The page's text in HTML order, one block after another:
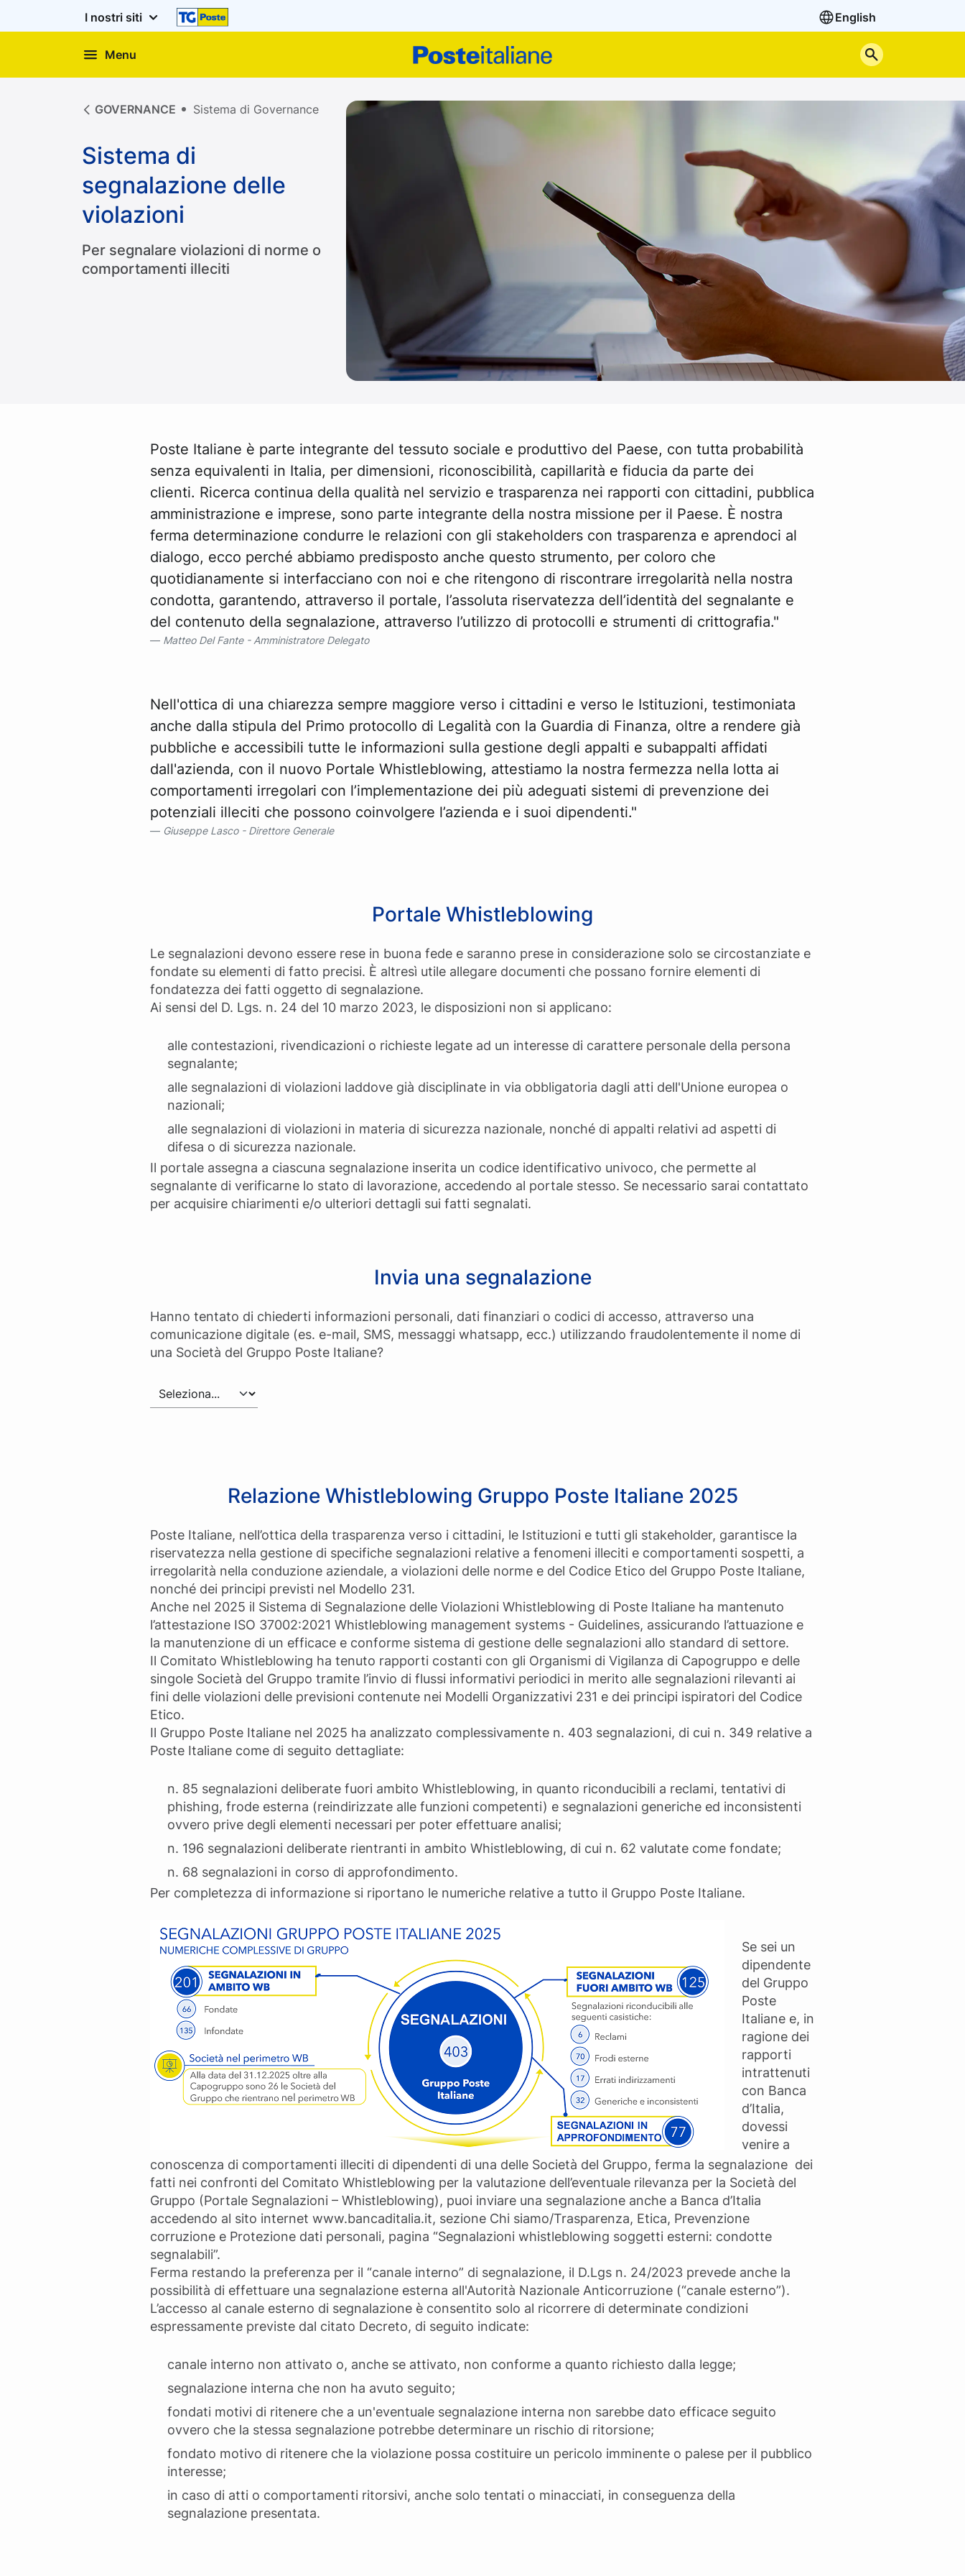
I nostri siti English
Menu Cerca nel sito
GOVERNANCE Sistema di Governance
Sistema di
segnalazione delle
violazioni
Per segnalare violazioni di norme o
comportamenti illeciti
Poste Italiane è parte integrante del tessuto sociale e produttivo del Paese, con tutta probabilità
senza equivalenti in Italia, per dimensioni, riconoscibilità, capillarità e fiducia da parte dei
clienti. Ricerca continua della qualità nel servizio e trasparenza nei rapporti con cittadini, pubblica
amministrazione e imprese, sono parte integrante della nostra missione per il Paese. È nostra
ferma determinazione condurre le relazioni con gli stakeholders con trasparenza e aprendoci al
dialogo, ecco perché abbiamo predisposto anche questo strumento, per coloro che
quotidianamente si interfacciano con noi e che ritengono di riscontrare irregolarità nella nostra
condotta, garantendo, attraverso il portale, l’assoluta riservatezza dell’identità del segnalante e
del contenuto della segnalazione, attraverso l’utilizzo di protocolli e strumenti di crittografia."
Matteo Del Fante - Amministratore Delegato
Nell'ottica di una chiarezza sempre maggiore verso i cittadini e verso le Istituzioni, testimoniata
anche dalla stipula del Primo protocollo di Legalità con la Guardia di Finanza, oltre a rendere già
pubbliche e accessibili tutte le informazioni sulla gestione degli appalti e subappalti affidati
dall'azienda, con il nuovo Portale Whistleblowing, attestiamo la nostra fermezza nella lotta ai
comportamenti irregolari con l’implementazione dei più adeguati sistemi di prevenzione dei
potenziali illeciti che possono coinvolgere l’azienda e i suoi dipendenti."
Giuseppe Lasco - Direttore Generale
Portale Whistleblowing
Le segnalazioni devono essere rese in buona fede e saranno prese in considerazione solo se circostanziate e
fondate su elementi di fatto precisi. È altresì utile allegare documenti che possano fornire elementi di
fondatezza dei fatti oggetto di segnalazione.
Ai sensi del D. Lgs. n. 24 del 10 marzo 2023, le disposizioni non si applicano:
alle contestazioni, rivendicazioni o richieste legate ad un interesse di carattere personale della persona
segnalante;
alle segnalazioni di violazioni laddove già disciplinate in via obbligatoria dagli atti dell'Unione europea o
nazionali;
alle segnalazioni di violazioni in materia di sicurezza nazionale, nonché di appalti relativi ad aspetti di
difesa o di sicurezza nazionale.
Il portale assegna a ciascuna segnalazione inserita un codice identificativo univoco, che permette al
segnalante di verificarne lo stato di lavorazione, accedendo al portale stesso. Se necessario sarai contattato
per acquisire chiarimenti e/o ulteriori dettagli sui fatti segnalati.
Invia una segnalazione
Form whistleblowing
Hanno tentato di chiederti informazioni personali, dati finanziari o codici di accesso, attraverso una
comunicazione digitale (es. e-mail, SMS, messaggi whatsapp, ecc.) utilizzando fraudolentemente il nome di
una Società del Gruppo Poste Italiane?
Relazione Whistleblowing Gruppo Poste Italiane 2025
Poste Italiane, nell’ottica della trasparenza verso i cittadini, le Istituzioni e tutti gli stakeholder, garantisce la
riservatezza nella gestione di specifiche segnalazioni relative a fenomeni illeciti e comportamenti sospetti, a
irregolarità nella conduzione aziendale, a violazioni delle norme e del Codice Etico del Gruppo Poste Italiane,
nonché dei principi previsti nel Modello 231.
Anche nel 2025 il Sistema di Segnalazione delle Violazioni Whistleblowing di Poste Italiane ha mantenuto
l’attestazione ISO 37002:2021 Whistleblowing management systems - Guidelines, assicurando l’attuazione e
la manutenzione di un efficace e conforme sistema di gestione delle segnalazioni allo standard di settore.
Il Comitato Whistleblowing ha tenuto rapporti costanti con gli Organismi di Vigilanza di Capogruppo e delle
singole Società del Gruppo tramite l’invio di flussi informativi periodici in merito alle segnalazioni rilevanti ai
fini delle violazioni delle previsioni contenute nei Modelli Organizzativi 231 e dei principi ispiratori del Codice
Etico.
Il Gruppo Poste Italiane nel 2025 ha analizzato complessivamente n. 403 segnalazioni, di cui n. 349 relative a
Poste Italiane come di seguito dettagliate:
n. 85 segnalazioni deliberate fuori ambito Whistleblowing, in quanto riconducibili a reclami, tentativi di
phishing, frode esterna (reindirizzate alle funzioni competenti) e segnalazioni generiche ed inconsistenti
ovvero prive degli elementi necessari per poter effettuare analisi;
n. 196 segnalazioni deliberate rientranti in ambito Whistleblowing, di cui n. 62 valutate come fondate;
n. 68 segnalazioni in corso di approfondimento.
Per completezza di informazione si riportano le numeriche relative a tutto il Gruppo Poste Italiane.
Se sei un
dipendente
del Gruppo
Poste
Italiane e, in
ragione dei
rapporti
intrattenuti
con Banca
d’Italia,
dovessi
venire a
conoscenza di comportamenti illeciti di dipendenti di una delle Società del Gruppo, ferma la segnalazione dei
fatti nei confronti del Comitato Whistleblowing per la valutazione dell’eventuale rilevanza per la Società del
Gruppo (Portale Segnalazioni – Whistleblowing), puoi inviare una segnalazione anche a Banca d’Italia
accedendo al sito internet www.bancaditalia.it, sezione Chi siamo/Trasparenza, Etica, Prevenzione
corruzione e Protezione dati personali, pagina “Segnalazioni whistleblowing soggetti esterni: condotte
segnalabili”.
Ferma restando la preferenza per il “canale interno” di segnalazione, il D.Lgs n. 24/2023 prevede anche la
possibilità di effettuare una segnalazione esterna all'Autorità Nazionale Anticorruzione (“canale esterno”).
L’accesso al canale esterno di segnalazione è consentito solo al ricorrere di determinate condizioni
espressamente previste dal citato Decreto, di seguito indicate:
canale interno non attivato o, anche se attivato, non conforme a quanto richiesto dalla legge;
segnalazione interna che non ha avuto seguito;
fondati motivi di ritenere che a un'eventuale segnalazione interna non sarebbe dato efficace seguito
ovvero che la stessa segnalazione potrebbe determinare un rischio di ritorsione;
fondato motivo di ritenere che la violazione possa costituire un pericolo imminente o palese per il pubblico
interesse;
in caso di atti o comportamenti ritorsivi, anche solo tentati o minacciati, in conseguenza della
segnalazione presentata.